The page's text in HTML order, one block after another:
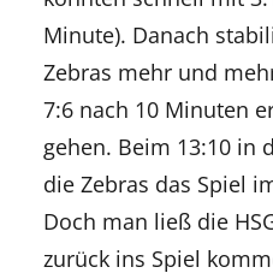
Minute). Danach
Zebras mehr und
7:6 nach 10 Minuten
gehen. Beim 13:10 in
die Zebras das Spiel
Doch man ließ die
zurück ins Spiel